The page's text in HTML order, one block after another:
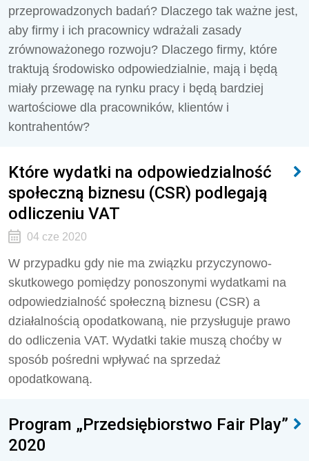
przeprowadzonych badań? Dlaczego tak ważne jest,
aby firmy i ich pracownicy wdrażali zasady
zrównoważonego rozwoju? Dlaczego firmy, które
traktują środowisko odpowiedzialnie, mają i będą
miały przewagę na rynku pracy i będą bardziej
wartościowe dla pracowników, klientów i
kontrahentów?
Które wydatki na odpowiedzialność
społeczną biznesu (CSR) podlegają
odliczeniu VAT
04 cze 2020
W przypadku gdy nie ma związku przyczynowo-
skutkowego pomiędzy ponoszonymi wydatkami na
odpowiedzialność społeczną biznesu (CSR) a
działalnością opodatkowaną, nie przysługuje prawo
do odliczenia VAT. Wydatki takie muszą choćby w
sposób pośredni wpływać na sprzedaż
opodatkowaną.
Program „Przedsiębiorstwo Fair Play”
2020